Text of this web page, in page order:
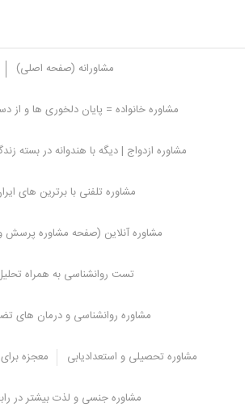
مشاورانه (صفحه اصلی)
مشاوره خانواده = پایان دلخوری ها و از
مشاوره ازدواج | دیگه با هندوانه در بسته
مشاوره تلفنی با برترین های
مشاوره آنلاین (صفحه مشاوره پرسش
تست روانشناسی به همراه
مشاوره روانشناسی و درمان های
مشاوره تحصیلی و استعدادیابی معجزه
مشاوره جنسی و لذت بیشتر در
راه های درمان علائم عادت
افزایش و تقویت مهارت های سازگاری فرد برای
استفاده از روش ها و راهکارهای مناسب
استرس و اضطراب در فرد مانند استفاده کردن
ریلکسیشن و تکنیک های تنفسی
افراد باید سطح تستوسترون خود را مورد بررسی